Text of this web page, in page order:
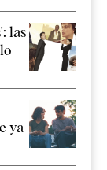
las
ya